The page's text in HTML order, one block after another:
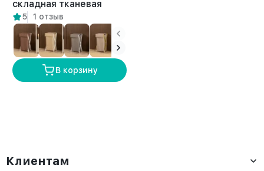
складная тканевая
лофт Мура белый/
бежевый
5 1 отзыв
В корзину
Клиентам